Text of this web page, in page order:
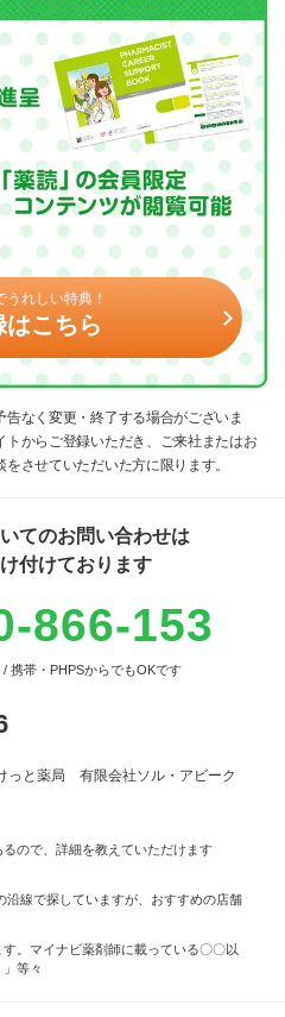
れしい特典！
こちら
なく変更・終了する場合がございま
からご登録いただき、ご来社またはお
させていただいた方に限ります。
てのお問い合わせは
付けております
866-153
携帯・PHPSからでもOKです
っと薬局 有限会社ソル・アビーク
るので、詳細を教えていただけます
沿線で探していますが、おすすめの店舗
。マイナビ薬剤師に載っている〇〇以
等々